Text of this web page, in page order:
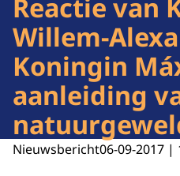
Reactie van
Willem-
Koningin
aanleiding
Nieuwsbericht06-09-2017 |